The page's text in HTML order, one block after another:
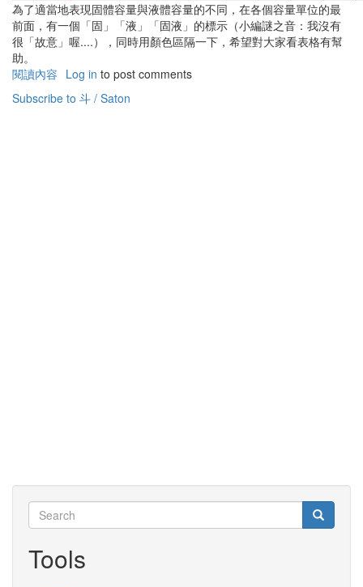
為了適當地表現固體容量與液體容量的不同，在各個容量單位的最
前面，有一個「固」「液」「固液」的標示（小編謎之音：我沒有
很「故意」喔....），同時用顏色區隔一下，希望對大家看表格有幫
助。
閱讀內容 有
聖
Log in to post comments
Subscribe to 斗 / Saton
Search
Search Search
Tools